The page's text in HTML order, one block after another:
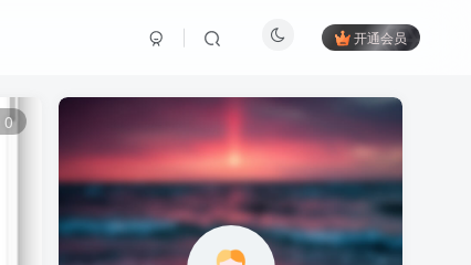
开通会员
0